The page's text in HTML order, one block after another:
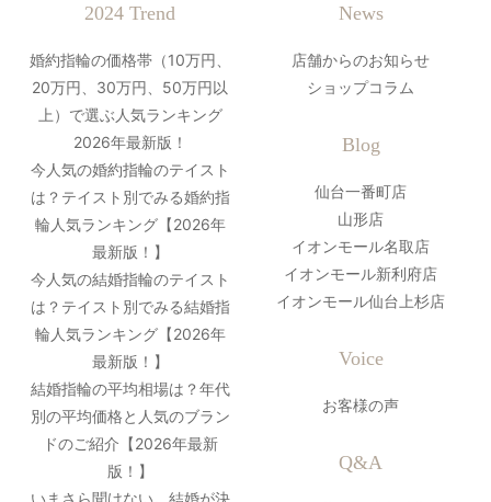
2024 Trend
婚約指輪の価格帯（10万円、
20万円、30万円、50万円以
上）で選ぶ人気ランキング
2026年最新版！
今人気の婚約指輪のテイスト
は？テイスト別でみる婚約指
輪人気ランキング【2026年
最新版！】
今人気の結婚指輪のテイスト
は？テイスト別でみる結婚指
輪人気ランキング【2026年
最新版！】
結婚指輪の平均相場は？年代
別の平均価格と人気のブラン
ドのご紹介【2026年最新
版！】
いまさら聞けない。結婚が決
News
店舗からのお知らせ
ショップコラム
Blog
仙台一番町店
山形店
イオンモール名取店
イオンモール新利府店
イオンモール仙台上杉店
Voice
お客様の声
Q&A